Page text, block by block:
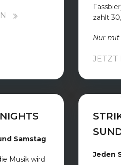
zahlt
Nur mit
JETZT
Samstag
Musik wird
Jeden